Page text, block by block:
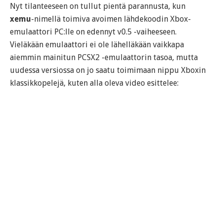
Nyt tilanteeseen on tullut pientä parannusta, kun
xemu-nimellä toimiva avoimen lähdekoodin Xbox-
emulaattori PC:lle on edennyt v0.5 -vaiheeseen.
Vieläkään emulaattori ei ole lähelläkään vaikkapa
aiemmin mainitun PCSX2 -emulaattorin tasoa, mutta
uudessa versiossa on jo saatu toimimaan nippu Xboxin
klassikkopelejä, kuten alla oleva video esittelee: